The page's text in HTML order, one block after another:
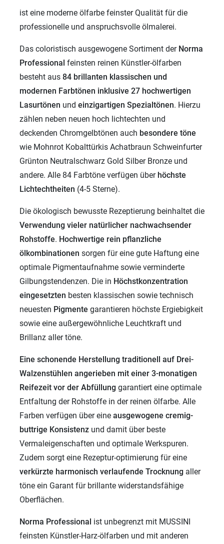
ist eine moderne ölfarbe feinster Qualität für die
professionelle und anspruchsvolle ölmalerei.
Das coloristisch ausgewogene Sortiment der Norma
Professional feinsten reinen Künstler-ölfarben
besteht aus 84 brillanten klassischen und
modernen Farbtönen inklusive 27 hochwertigen
Lasurtönen und einzigartigen Spezialtönen. Hierzu
zählen neben neuen hoch lichtechten und
deckenden Chromgelbtönen auch besondere töne
wie Mohnrot Kobalttürkis Achatbraun Schweinfurter
Grünton Neutralschwarz Gold Silber Bronze und
andere. Alle 84 Farbtöne verfügen über höchste
Lichtechtheiten (4-5 Sterne).
Die ökologisch bewusste Rezeptierung beinhaltet die
Verwendung vieler natürlicher nachwachsender
Rohstoffe. Hochwertige rein pflanzliche
ölkombinationen sorgen für eine gute Haftung eine
optimale Pigmentaufnahme sowie verminderte
Gilbungstendenzen. Die in Höchstkonzentration
eingesetzten besten klassischen sowie technisch
neuesten Pigmente garantieren höchste Ergiebigkeit
sowie eine außergewöhnliche Leuchtkraft und
Brillanz aller töne.
Eine schonende Herstellung traditionell auf Drei-
Walzenstühlen angerieben mit einer 3-monatigen
Reifezeit vor der Abfüllung garantiert eine optimale
Entfaltung der Rohstoffe in der reinen ölfarbe. Alle
Farben verfügen über eine ausgewogene cremig-
buttrige Konsistenz und damit über beste
Vermaleigenschaften und optimale Werkspuren.
Zudem sorgt eine Rezeptur-optimierung für eine
verkürzte harmonisch verlaufende Trocknung aller
töne ein Garant für brillante widerstandsfähige
Oberflächen.
Norma Professional ist unbegrenzt mit MUSSINI
feinsten Künstler-Harz-ölfarben und mit anderen